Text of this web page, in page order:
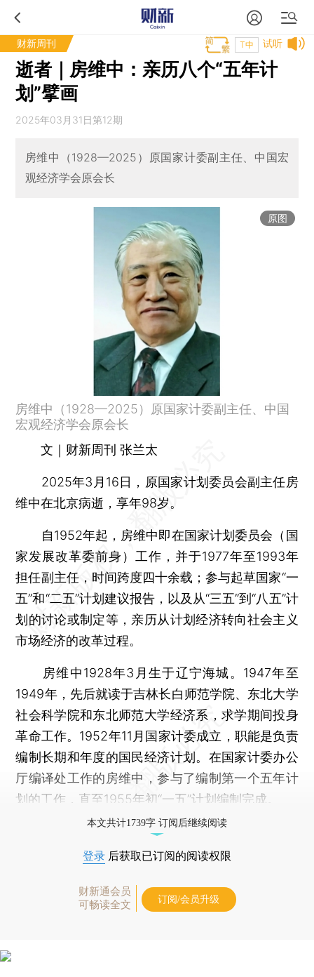
财新周刊 试听
T中
逝者｜房维中：亲历八个“五年计
划”擘画
2025年03月31日第12期
房维中（1928—2025）原国家计委副主任、中国宏
观经济学会原会长
原图
房维中（1928—2025）原国家计委副主任、中国
宏观经济学会原会长
文｜财新周刊 张兰太
2025年3月16日，原国家计划委员会副主任房
维中在北京病逝，享年98岁。
自1952年起，房维中即在国家计划委员会（国
家发展改革委前身）工作，并于1977年至1993年
担任副主任，时间跨度四十余载；参与起草国家“一
五”和“二五”计划建议报告，以及从“三五”到“八五”计
划的讨论或制定等，亲历从计划经济转向社会主义
市场经济的改革过程。
房维中1928年3月生于辽宁海城。1947年至
1949年，先后就读于吉林长白师范学院、东北大学
社会科学院和东北师范大学经济系，求学期间投身
革命工作。1952年11月国家计委成立，职能是负责
编制长期和年度的国民经济计划。在国家计委办公
厅编译处工作的房维中，参与了编制第一个五年计
划的工作，直至1955年初“一五”计划编制完成。
本文共计1739字 订阅后继续阅读
登录 后获取已订阅的阅读权限
财新通会员
可畅读全文
订阅/会员升级